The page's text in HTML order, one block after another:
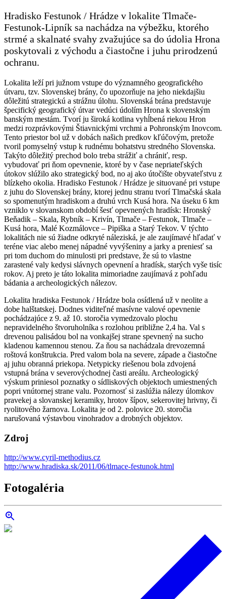
Hradisko Festunok / Hrádze v lokalite Tlmače-
Festunok-Lipník sa nachádza na výbežku, ktorého
strmé a skalnaté svahy zvažujúce sa do údolia Hrona
poskytovali z východu a čiastočne i juhu prirodzenú
ochranu.
Lokalita leží pri južnom vstupe do významného geografického
útvaru, tzv. Slovenskej brány, čo upozorňuje na jeho niekdajšiu
dôležitú strategickú a strážnu úlohu. Slovenská brána predstavuje
špecifický geografický útvar vedúci údolím Hrona k slovenským
banským mestám. Tvorí ju široká kotlina vyhĺbená riekou Hron
medzi rozprávkovými Štiavnickými vrchmi a Pohronským Inovcom.
Tento priestor bol už v dobách našich predkov kľúčovým, pretože
tvoril pomyselný vstup k rudnému bohatstvu stredného Slovenska.
Takýto dôležitý prechod bolo treba strážiť a chrániť, resp.
vybudovať pri ňom opevnenie, ktoré by v čase nepriateľských
útokov slúžilo ako strategický bod, no aj ako útočište obyvateľstvu z
blízkeho okolia. Hradisko Festunok / Hrádze je situované pri vstupe
z juhu do Slovenskej brány, ktorej jednu stranu tvorí Tlmačská skala
so spomenutým hradiskom a druhú vrch Kusá hora. Na úseku 6 km
vzniklo v slovanskom období šesť opevnených hradísk: Hronský
Beňadik – Skala, Rybník – Krivín, Tlmače – Festunok, Tlmače –
Kusá hora, Malé Kozmálovce – Pipiška a Starý Tekov. V týchto
lokalitách nie sú žiadne odkryté náleziská, je ale zaujímavé hľadať v
teréne viac alebo menej nápadné vyvýšeniny a jarky a preniesť sa
pri tom duchom do minulosti pri predstave, že sú to vlastne
zarastené valy kedysi slávnych opevnení a hradísk, starých vyše tisíc
rokov. Aj preto je táto lokalita mimoriadne zaujímavá z pohľadu
bádania a archeologických nálezov.
Lokalita hradiska Festunok / Hrádze bola osídlená už v neolite a
dobe halštatskej. Dodnes viditeľné masívne valové opevnenie
pochádzajúce z 9. až 10. storočia vymedzovalo plochu
nepravidelného štvoruholníka s rozlohou približne 2,4 ha. Val s
drevenou palisádou bol na vonkajšej strane spevnený na sucho
kladenou kamennou stenou. Za ňou sa nachádzala drevozemná
roštová konštrukcia. Pred valom bola na severe, západe a čiastočne
aj juhu obranná priekopa. Netypicky riešenou bola zdvojená
vstupná brána v severovýchodnej časti areálu. Archeologický
výskum priniesol poznatky o sídliskových objektoch umiestnených
popri vnútornej strane valu. Pozornosť si zaslúžia nálezy úlomkov
pravekej a slovanskej keramiky, hrotov šípov, sekerovitej hrivny, či
ryolitového žarnova. Lokalita je od 2. polovice 20. storočia
narušovaná výstavbou vinohradov a drobných objektov.
Zdroj
http://www.cyril-methodius.cz
http://www.hradiska.sk/2011/06/tlmace-festunok.html
Fotogaléria